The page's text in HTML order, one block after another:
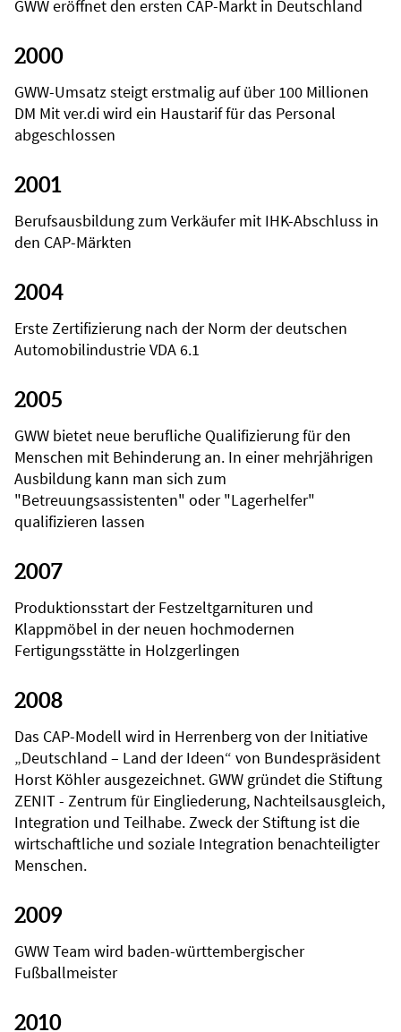
GWW eröffnet den ersten CAP-Markt in Deutschland
2000
GWW-Umsatz steigt erstmalig auf über 100 Millionen
DM Mit ver.di wird ein Haustarif für das Personal
abgeschlossen
2001
Berufsausbildung zum Verkäufer mit IHK-Abschluss in
den CAP-Märkten
2004
Erste Zertifizierung nach der Norm der deutschen
Automobilindustrie VDA 6.1
2005
GWW bietet neue berufliche Qualifizierung für den
Menschen mit Behinderung an. In einer mehrjährigen
Ausbildung kann man sich zum
"Betreuungsassistenten" oder "Lagerhelfer"
qualifizieren lassen
2007
Produktionsstart der Festzeltgarnituren und
Klappmöbel in der neuen hochmodernen
Fertigungsstätte in Holzgerlingen
2008
Das CAP-Modell wird in Herrenberg von der Initiative
„Deutschland – Land der Ideen“ von Bundespräsident
Horst Köhler ausgezeichnet. GWW gründet die Stiftung
ZENIT - Zentrum für Eingliederung, Nachteilsausgleich,
Integration und Teilhabe. Zweck der Stiftung ist die
wirtschaftliche und soziale Integration benachteiligter
Menschen.
2009
GWW Team wird baden-württembergischer
Fußballmeister
2010